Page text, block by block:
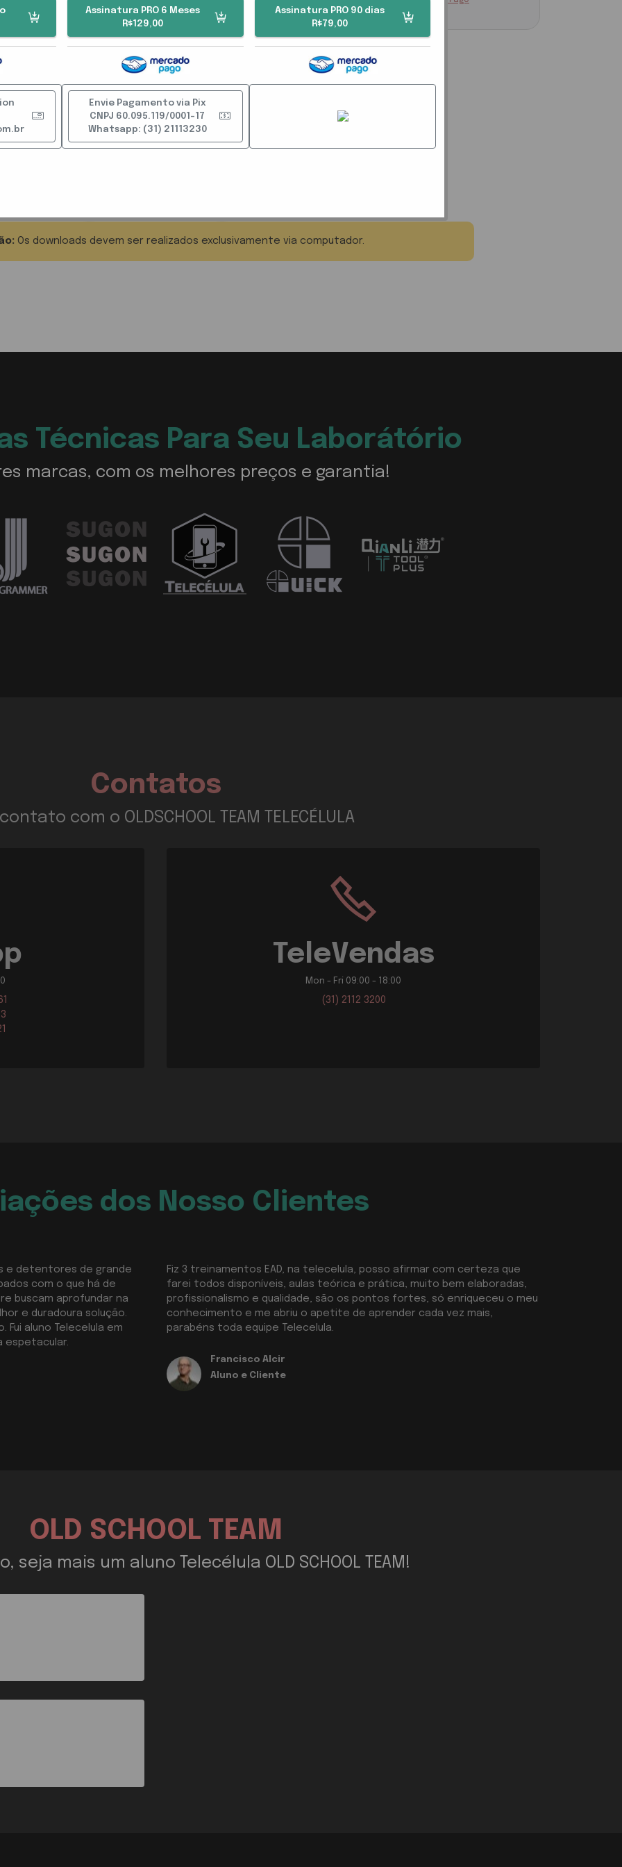
Assinatura PRO 6 Meses
R$129,00
Assinatura PRO 90 dias
R$79,00
Envie Pagamento via Pix
CNPJ 60.095.119/0001-17
Whatsapp: (31) 21113230
Chave PIX CNPJ: 60.095.119/0001-17
ENVIAR COMPROVANTE WHATSAPP
Os downloads devem ser realizados exclusivamente via computador.
Técnicas Para Seu Laborátório
marcas, com os melhores preços e garantia!
Contatos
com o OLDSCHOOL TEAM TELECÉLULA
TeleVendas
Mon - Fri 09:00 - 18:00
(31) 2112 3200
dos Nosso Clientes
e detentores de grande
com o que há de
buscam aprofundar na
e duradoura solução.
Fui aluno Telecelula em
espetacular.
Fiz 3 treinamentos EAD, na telecelula, posso afirmar com certeza que
farei todos disponíveis, aulas teórica e prática, muito bem elaboradas,
profissionalismo e qualidade, são os pontos fortes, só enriqueceu o meu
conhecimento e me abriu o apetite de aprender cada vez mais,
parabéns toda equipe Telecelula.
Francisco Alcir
Aluno e Cliente
OLD SCHOOL TEAM
seja mais um aluno Telecélula OLD SCHOOL TEAM!